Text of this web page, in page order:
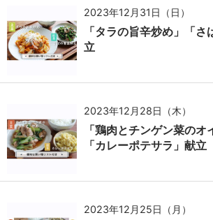
2023年12月31日（日）
「タラの旨辛炒め」「
立
2023年12月28日（木）
「鶏肉とチンゲン菜のオ
「カレーポテサラ」献立
2023年12月25日（月）